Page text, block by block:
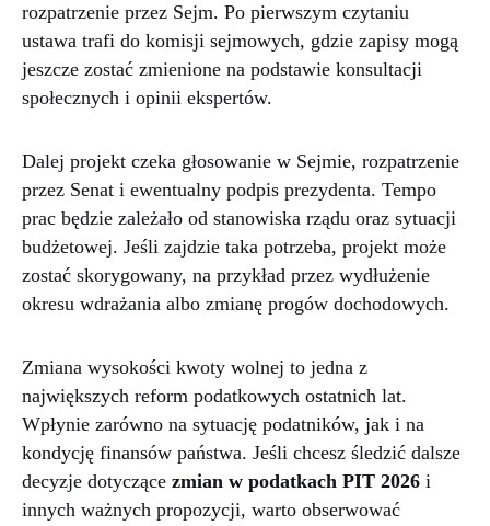
rozpatrzenie przez Sejm. Po pierwszym czytaniu
ustawa trafi do komisji sejmowych, gdzie zapisy mogą
jeszcze zostać zmienione na podstawie konsultacji
społecznych i opinii ekspertów.
Dalej projekt czeka głosowanie w Sejmie, rozpatrzenie
przez Senat i ewentualny podpis prezydenta. Tempo
prac będzie zależało od stanowiska rządu oraz sytuacji
budżetowej. Jeśli zajdzie taka potrzeba, projekt może
zostać skorygowany, na przykład przez wydłużenie
okresu wdrażania albo zmianę progów dochodowych.
Zmiana wysokości kwoty wolnej to jedna z
największych reform podatkowych ostatnich lat.
Wpłynie zarówno na sytuację podatników, jak i na
kondycję finansów państwa. Jeśli chcesz śledzić dalsze
decyzje dotyczące zmian w podatkach PIT 2026 i
innych ważnych propozycji, warto obserwować